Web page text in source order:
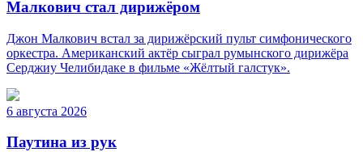
Малкович стал дирижёром
Джон Малкович встал за дирижёрский пульт симфонического
оркестра. Американский актёр сыграл румынского дирижёра
Серджиу Челибидаке в фильме «Жёлтый галстук».
6 августа 2026
Паутина из рук